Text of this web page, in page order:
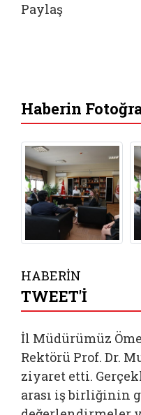
Paylaş
Haberin
HABERİN
TWEET'İ
İl Müdürümüz
Rektörü Prof. Dr.
ziyaret etti.
arası iş birliğinin